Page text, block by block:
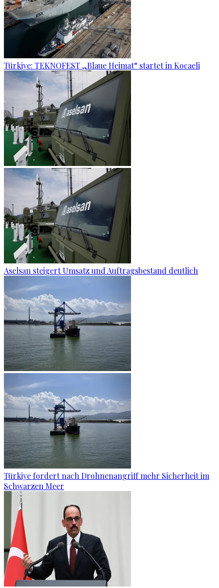
Türkiye: TEKNOFEST „Blaue Heimat“ startet in Kocaeli
Aselsan steigert Umsatz und Auftragsbestand deutlich
Türkiye fordert nach Drohnenangriff mehr Sicherheit im
Schwarzen Meer